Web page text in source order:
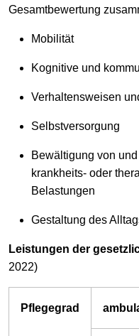
Gesamtbewertung
Mobilität
Kognitive und
Verhaltensweisen
Selbstversorgung
Bewältigung von
krankheits- oder
Belastungen
Gestaltung des
Leistungen der
2022)
Pflegegrad